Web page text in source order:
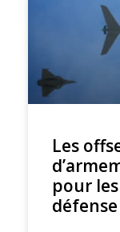
Les
pour
défense